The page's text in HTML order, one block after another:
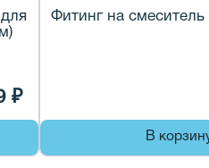
₽
Фитинг на смеситель
В